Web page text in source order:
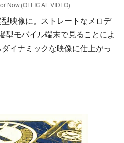
Now (OFFICIAL VIDEO)
映像に。ストレートなメロデ
型モバイル端末で見ることによ
イナミックな映像に仕上がっ